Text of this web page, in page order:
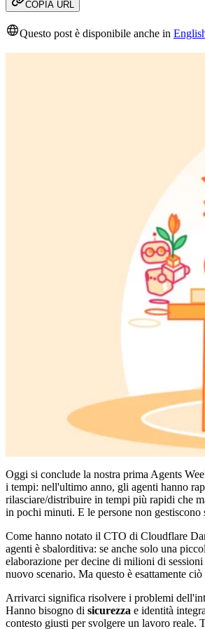
COPIA URL
Questo post è disponibile anche in
Oggi si conclude la nostra prima Agents
i tempi: nell'ultimo anno, gli agenti hanno
rilasciare/distribuire in tempi più rapidi che
in pochi minuti. E le persone non
Come hanno notato il CTO di Cloudflare
agenti è sbalorditiva: se anche solo una
elaborazione per decine di milioni di
nuovo scenario. Ma questo è esattamente
Arrivarci significa risolvere i problemi
Hanno bisogno di sicurezza e identità
contesto giusti per svolgere un lavoro reale.